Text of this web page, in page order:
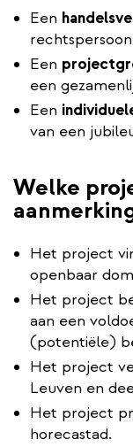
Een
Een
een
Een
van een
Welke
Het project
openbaar
Het project
aan een
(potentiële)
Het project
Leuven en
Het project
horecastad.